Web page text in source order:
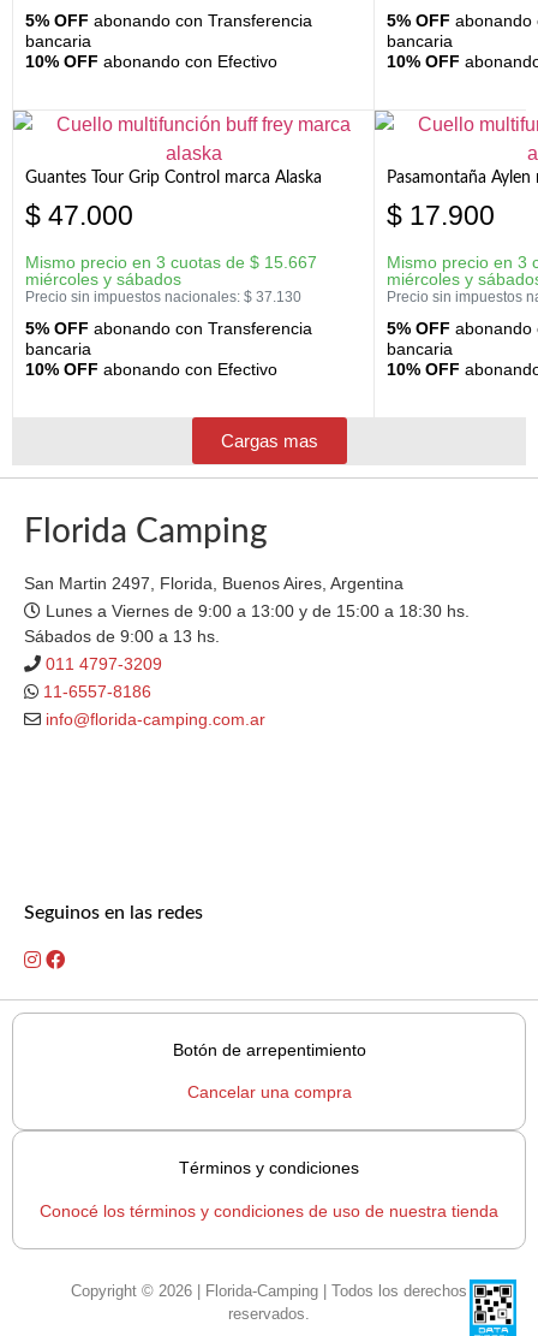
5% OFF abonando con Transferencia
bancaria
10% OFF abonando con Efectivo
5% OFF abonando
bancaria
10% OFF
Guantes Tour Grip Control marca Alaska
$ 47.000
Mismo precio en 3 cuotas de $ 15.667
miércoles y sábados
Precio sin impuestos nacionales: $ 37.130
5% OFF abonando con Transferencia
bancaria
10% OFF abonando con Efectivo
Pasamontaña Aylen
$ 17.900
Mismo precio en 3
miércoles y
Precio sin impuestos
5% OFF abonando
bancaria
10% OFF
Cargas mas
Florida Camping
San Martin 2497, Florida, Buenos Aires, Argentina
Lunes a Viernes de 9:00 a 13:00 y de 15:00 a 18:30 hs.
Sábados de 9:00 a 13 hs.
011 4797-3209
11-6557-8186
info@florida-camping.com.ar
Seguinos en las redes
Botón de arrepentimiento
Cancelar una compra
Términos y condiciones
Conocé los términos y condiciones de uso de nuestra tienda
Copyright © 2026 | Florida-Camping | Todos los derechos
reservados.